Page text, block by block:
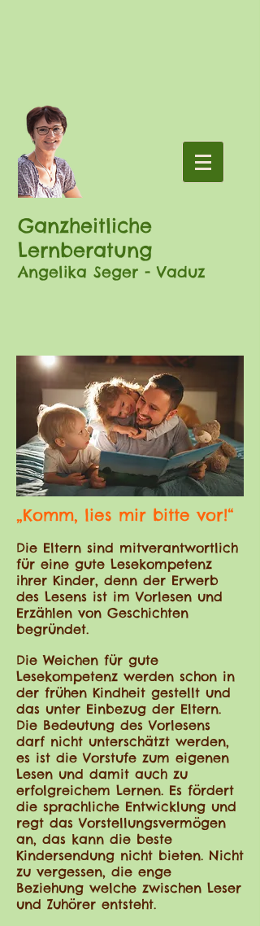
Ganzheitliche
Lernberatung
Angelika Seger - Vaduz
„Komm, lies mir bitte vor!“
Die Eltern sind mitverantwortlich
für eine gute Lesekompetenz
ihrer Kinder, denn der Erwerb
des Lesens ist im Vorlesen und
Erzählen von Geschichten
begründet.
Die Weichen für gute
Lesekompetenz werden schon in
der frühen Kindheit gestellt und
das unter Einbezug der Eltern.
Die Bedeutung des Vorlesens
darf nicht unterschätzt werden,
es ist die Vorstufe zum eigenen
Lesen und damit auch zu
erfolgreichem Lernen. Es fördert
die sprachliche Entwicklung und
regt das Vorstellungsvermögen
an, das kann die beste
Kindersendung nicht bieten. Nicht
zu vergessen, die enge
Beziehung welche zwischen Leser
und Zuhörer entsteht.